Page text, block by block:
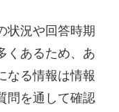
状況や回答時期
くあるため、あ
なる情報は情報
問を通して確認